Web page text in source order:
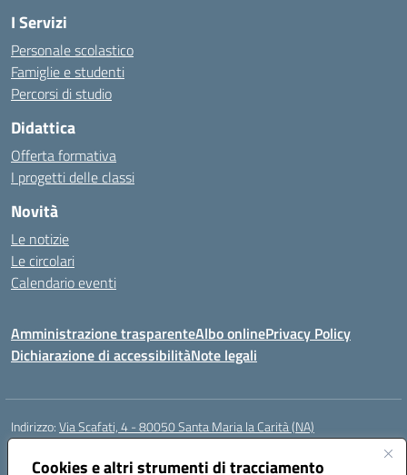
Cookies e altri strumenti di tracciamento
I Servizi
Personale scolastico
Famiglie e studenti
Percorsi di studio
Didattica
Offerta formativa
I progetti delle classi
Novità
Le notizie
Le circolari
Calendario eventi
Amministrazione trasparenteAlbo onlinePrivacy Policy
Dichiarazione di accessibilitàNote legali
Indirizzo:Via Scafati, 4 - 80050 Santa Maria la Carità (NA)
Centralino:
Posta elettronica certificata (PEC):NAEE21900T@pec.istruzione.it